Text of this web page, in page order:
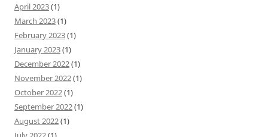
April 2023(1)
March 2023(1)
February 2023(1)
January 2023(1)
December 2022(1)
November 2022(1)
October 2022(1)
September 2022(1)
August 2022(1)